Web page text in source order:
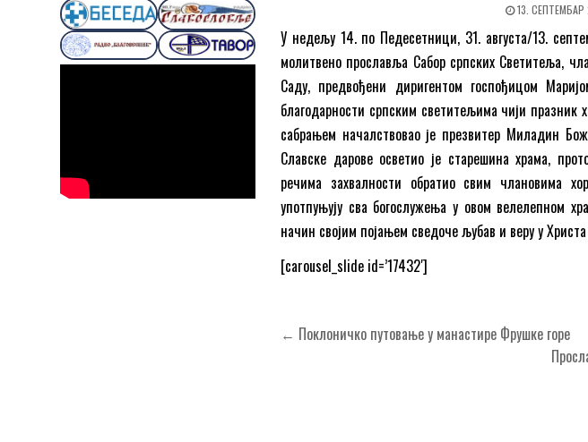
13. СЕПТЕМБАР
У недељу 14. по Педесетници, 31. августа/13.
молитвено прославља Сабор српских Светитеља,
Саду, предвођени диригентом госпођицом
благодарности српским светитељима чији празник
сабрањем началствовао је презвитер Миладин
Славске дарове осветио је старешина храма,
речима захвалности обратио свим члановима
употпуњују сва богослужења у овом велелепном
начин својим појањем сведоче љубав и веру у
[carousel_slide id=’17432′]
Кретање
← Поклоничко путовање у манастире Фрушке горе